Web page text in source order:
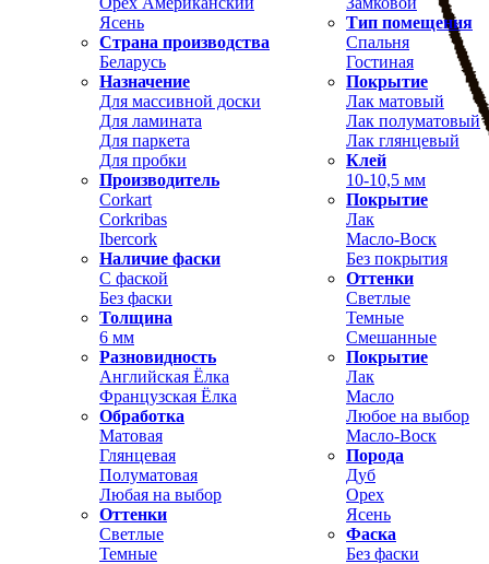
Ясень
Страна производства
Беларусь
Тип помещения
Спальня
Гостиная
Назначение
Для массивной доски
Для ламината
Для паркета
Для пробки
Покрытие
Лак матовый
Лак полуматовый
Лак глянцевый
Клей
Производитель
Corkart
Corkribas
Ibercork
Наличие фаски
С фаской
Без фаски
Толщина
6 мм
10-10,5 мм
Покрытие
Лак
Масло-Воск
Без покрытия
Оттенки
Светлые
Темные
Смешанные
Разновидность
Английская Ёлка
Французская Ёлка
Обработка
Матовая
Глянцевая
Полуматовая
Любая на выбор
Оттенки
Светлые
Темные
Покрытие
Лак
Масло
Любое на выбор
Масло-Воск
Порода
Дуб
Орех
Ясень
Фаска
Без фаски